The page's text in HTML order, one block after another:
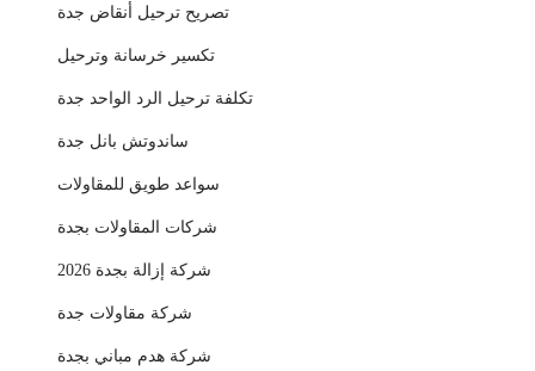
تصريح ترحيل أنقاض جدة
تكسير خرسانة وترحيل
تكلفة ترحيل الرد الواحد جدة
ساندوتش بانل جدة
سواعد طويق للمقاولات
شركات المقاولات بجدة
شركة إزالة بجدة 2026
شركة مقاولات جدة
شركة هدم مباني بجدة